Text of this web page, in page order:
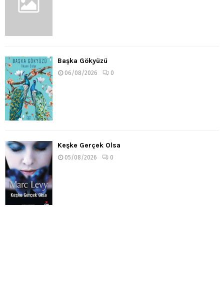
Başka Gökyüzü
06/08/2026 0
Keşke Gerçek Olsa
05/08/2026 0